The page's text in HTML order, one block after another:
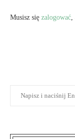
Musisz się zalogować,